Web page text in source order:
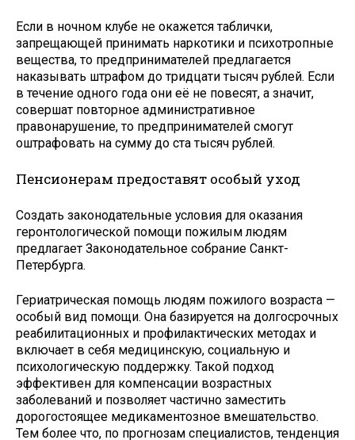
Если в ночном клубе не окажется таблички,
запрещающей принимать наркотики и психотропные
вещества, то предпринимателей предлагается
наказывать штрафом до тридцати тысяч рублей. Если
в течение одного года они её не повесят, а значит,
совершат повторное административное
правонарушение, то предпринимателей смогут
оштрафовать на сумму до ста тысяч рублей.
Пенсионерам предоставят особый уход
Создать законодательные условия для оказания
геронтологической помощи пожилым людям
предлагает Законодательное собрание Санкт-
Петербурга.
Гериатрическая помощь людям пожилого возраста —
особый вид помощи. Она базируется на долгосрочных
реабилитационных и профилактических методах и
включает в себя медицинскую, социальную и
психологическую поддержку. Такой подход
эффективен для компенсации возрастных
заболеваний и позволяет частично заместить
дорогостоящее медикаментозное вмешательство.
Тем более что, по прогнозам специалистов, тенденция